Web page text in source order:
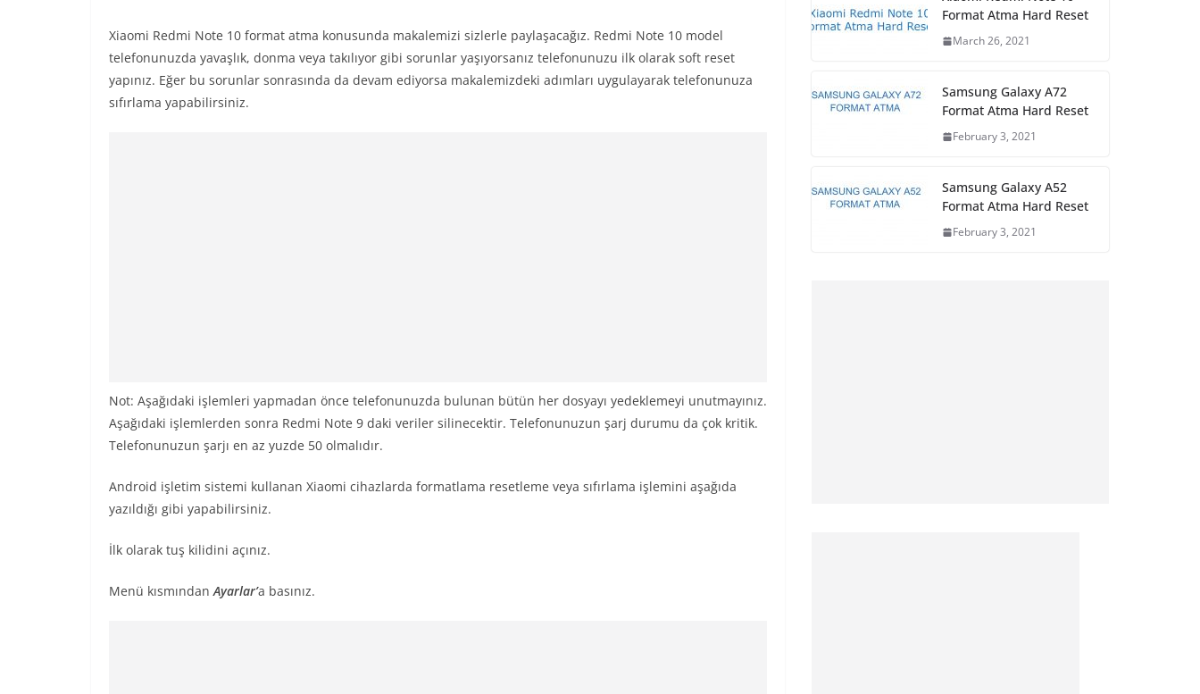
Xiaomi Redmi Note 10 format atma konusunda makalemizi sizlerle paylaşacağız. Redmi Note 10 model
telefonunuzda yavaşlık, donma veya takılıyor gibi sorunlar yaşıyorsanız telefonunuzu ilk olarak soft reset
yapınız. Eğer bu sorunlar sonrasında da devam ediyorsa makalemizdeki adımları uygulayarak telefonunuza
sıfırlama yapabilirsiniz.
Not: Aşağıdaki işlemleri yapmadan önce telefonunuzda bulunan bütün her dosyayı yedeklemeyi unutmayınız.
Aşağıdaki işlemlerden sonra Redmi Note 9 daki veriler silinecektir. Telefonunuzun şarj durumu da çok kritik.
Telefonunuzun şarjı en az yuzde 50 olmalıdır.
Android işletim sistemi kullanan Xiaomi cihazlarda formatlama resetleme veya sıfırlama işlemini aşağıda
yazıldığı gibi yapabilirsiniz.
İlk olarak tuş kilidini açınız.
Menü kısmındanAyarlar’a basınız.
Format Atma Hard Reset
March 26, 2021
Samsung Galaxy A72
Format Atma Hard Reset
February 3, 2021
Samsung Galaxy A52
Format Atma Hard Reset
February 3, 2021